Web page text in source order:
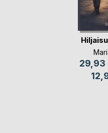
29,93